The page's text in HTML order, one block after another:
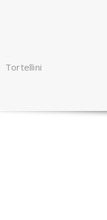
Tortellini